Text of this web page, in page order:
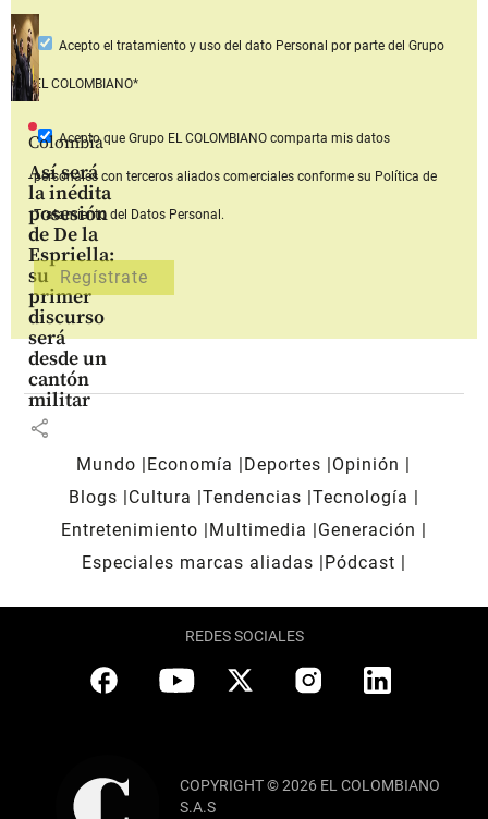
Colombia
Así será
la inédita
posesión
de De la
Espriella:
su
primer
discurso
será
desde un
cantón
militar
share
Acepto el tratamiento y uso del dato Personal por parte del Grupo
EL COLOMBIANO*
Acepto que Grupo EL COLOMBIANOcomparta mis datos
personales con terceros aliados comerciales conforme su Política de
Tratamiento del Datos Personal.
Mundo Economía Deportes
Opinión
Blogs
Cultura Tendencias Tecnología
Entretenimiento
Multimedia
Generación
Especiales marcas aliadas
Pódcast
REDES SOCIALES
COPYRIGHT © 2026 EL COLOMBIANO
S.A.S